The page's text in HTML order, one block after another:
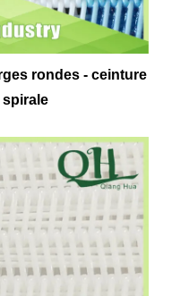
rondes - ceinture
spirale